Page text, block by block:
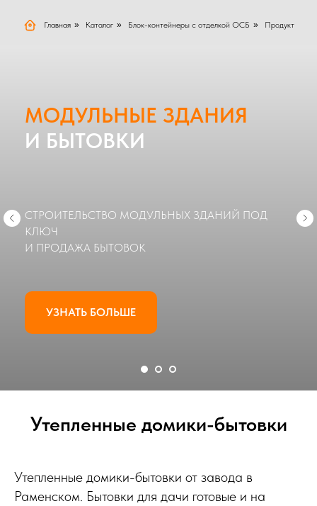
Главная » Каталог » Блок-контейнеры с отделкой ОСБ » Продукт
МОДУЛЬНЫЕ ЗДАНИЯ
И БЫТОВКИ
СТРОИТЕЛЬСТВО МОДУЛЬНЫХ ЗДАНИЙ ПОД
КЛЮЧ
И ПРОДАЖА БЫТОВОК
УЗНАТЬ БОЛЬШЕ
Утепленные домики-бытовки
Утепленные домики-бытовки от завода в
Раменском. Бытовки для дачи готовые и на